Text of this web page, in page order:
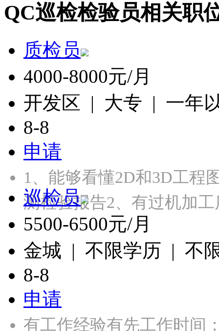
QC巡检检验员相关职
质检员
4000-8000元/月
开发区 | 大专 | 一年
8-8
申请
1、能够看懂2D和3D工程
测检验报告2、有过机加
巡检员
5500-6500元/月
金城 | 不限学历 | 不
8-8
申请
有工作经验有先工作时间